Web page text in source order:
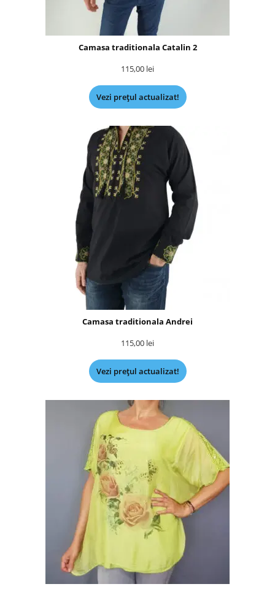
Camasa traditionala Catalin 2
115,00 lei
Vezi prețul actualizat!
Camasa traditionala Andrei
115,00 lei
Vezi prețul actualizat!